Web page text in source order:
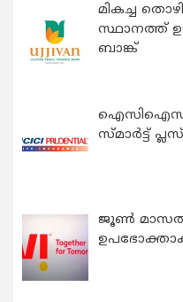
മികച്ച
സ്ഥാനത്ത്
ബാങ്ക്
സ്മാർട്ട്
ജൂൺ